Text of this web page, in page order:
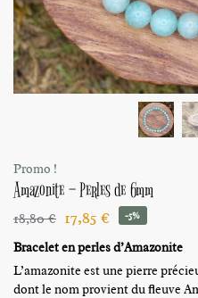
Promo !
Amazonite – Perles de 6mm
18,80€ 17,85 € -5%
Bracelet en perles d’Amazonite
L’amazonite est une pierre
dont le nom provient du fleuve